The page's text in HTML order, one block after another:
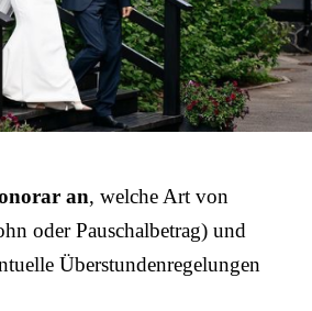
an, welche Art von
oder Pauschalbetrag) und
Überstundenregelungen